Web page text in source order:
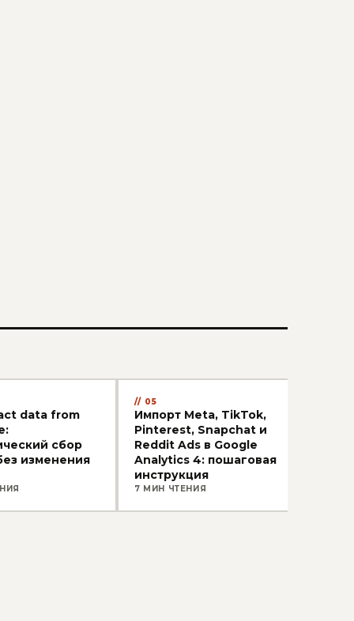
data from
сбор
изменения
05
Импорт Meta, TikTok,
Pinterest, Snapchat и
Reddit Ads в Google
Analytics 4: пошаговая
инструкция
7 МИН ЧТЕНИЯ